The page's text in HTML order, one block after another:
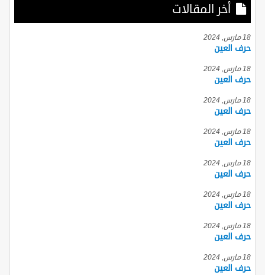
أخر المقالات
18 مارس, 2024
حرف العين
18 مارس, 2024
حرف العين
18 مارس, 2024
حرف العين
18 مارس, 2024
حرف العين
18 مارس, 2024
حرف العين
18 مارس, 2024
حرف العين
18 مارس, 2024
حرف العين
18 مارس, 2024
حرف العين